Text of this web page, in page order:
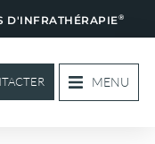
D'INFRATHÉRAPIE®
MENU